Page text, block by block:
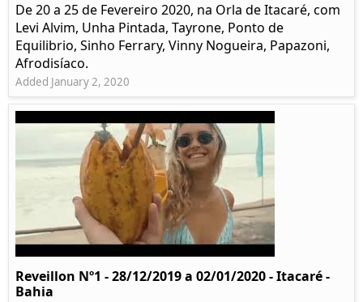
De 20 a 25 de Fevereiro 2020, na Orla de Itacaré, com
Levi Alvim, Unha Pintada, Tayrone, Ponto de
Equilibrio, Sinho Ferrary, Vinny Nogueira, Papazoni,
Afrodisíaco.
Added January 2, 2020
Reveillon Nº1 - 28/12/2019 a 02/01/2020 - Itacaré -
Bahia